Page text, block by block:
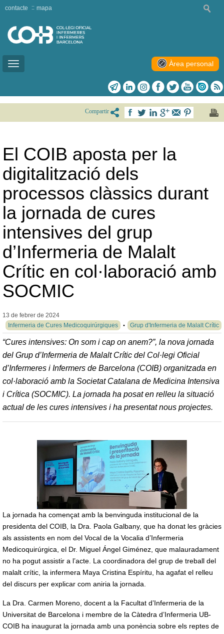
Toggle
contacte mapa
Àrea personal
Compartir
El COIB aposta per la
digitalització dels
processos clàssics durant
la jornada de cures
intensives del grup
d’Infermeria de Malalt
Crític en col·laboració amb
SOCMIC
13 de febrer de 2024
Infermeria de Cures Medicoquirúrgiques
Grup d'Infermeria de Malalt Crític
“Cures intensives: On som i cap on anem?”, la nova jornada
del Grup d’Infermeria de Malalt Crític del Col·legi Oficial
d’Infermeres i Infermers de Barcelona (COIB) organitzada en
col·laboració amb la Societat Catalana de Medicina Intensiva
i Crítica (SOCMIC). La jornada ha posat en relleu la situació
actual de les cures intensives i ha presentat nous projectes.
La jornada ha començat amb la benvinguda institucional de la
presidenta del COIB, la Dra. Paola Galbany, que ha donat les gràcies
als assistents en nom del Vocal de la Vocalia d’Infermeria
Medicoquirúrgica, el Dr. Miguel Ángel Giménez, que malauradament
no ha pogut assistir a l’acte. La coordinadora del grup de treball del
malalt crític, la infermera Maya Cristina Espíritu, ha agafat el relleu
del discurs per explicar com aniria la jornada.
La Dra. Carmen Moreno, docent a la Facultat d’Infermeria de la
Universitat de Barcelona i membre de la Càtedra d’Infermeria UB-
COIB ha inaugurat la jornada amb una ponència sobre els reptes de